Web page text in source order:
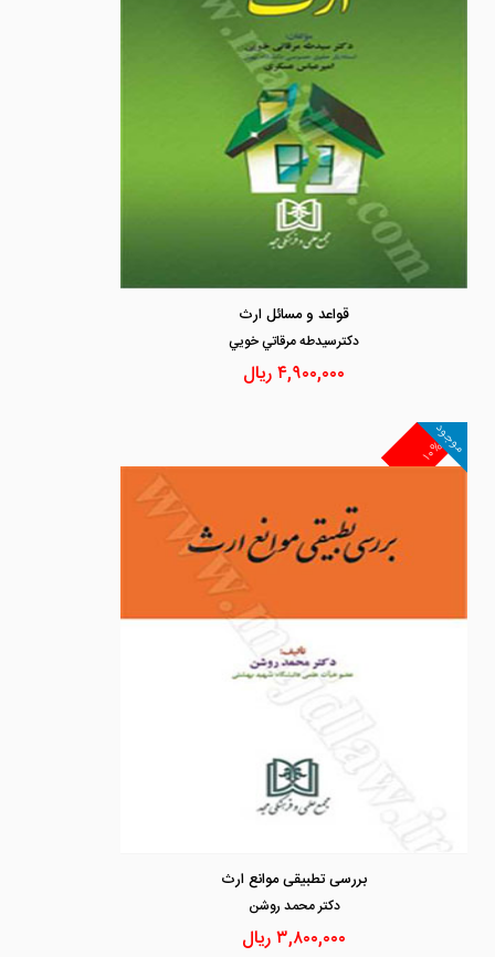
قواعد و مسائل ارث
دكترسيدطه مرقاتي خويي
۴,۹۰۰,۰۰۰ریال
۱۰%
موجود
بررسی تطبیقی موانع ارث
دكتر محمد روشن
۳,۸۰۰,۰۰۰ریال